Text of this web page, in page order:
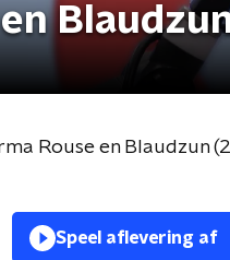
Rouse en Blaudzun
Speel aflevering af